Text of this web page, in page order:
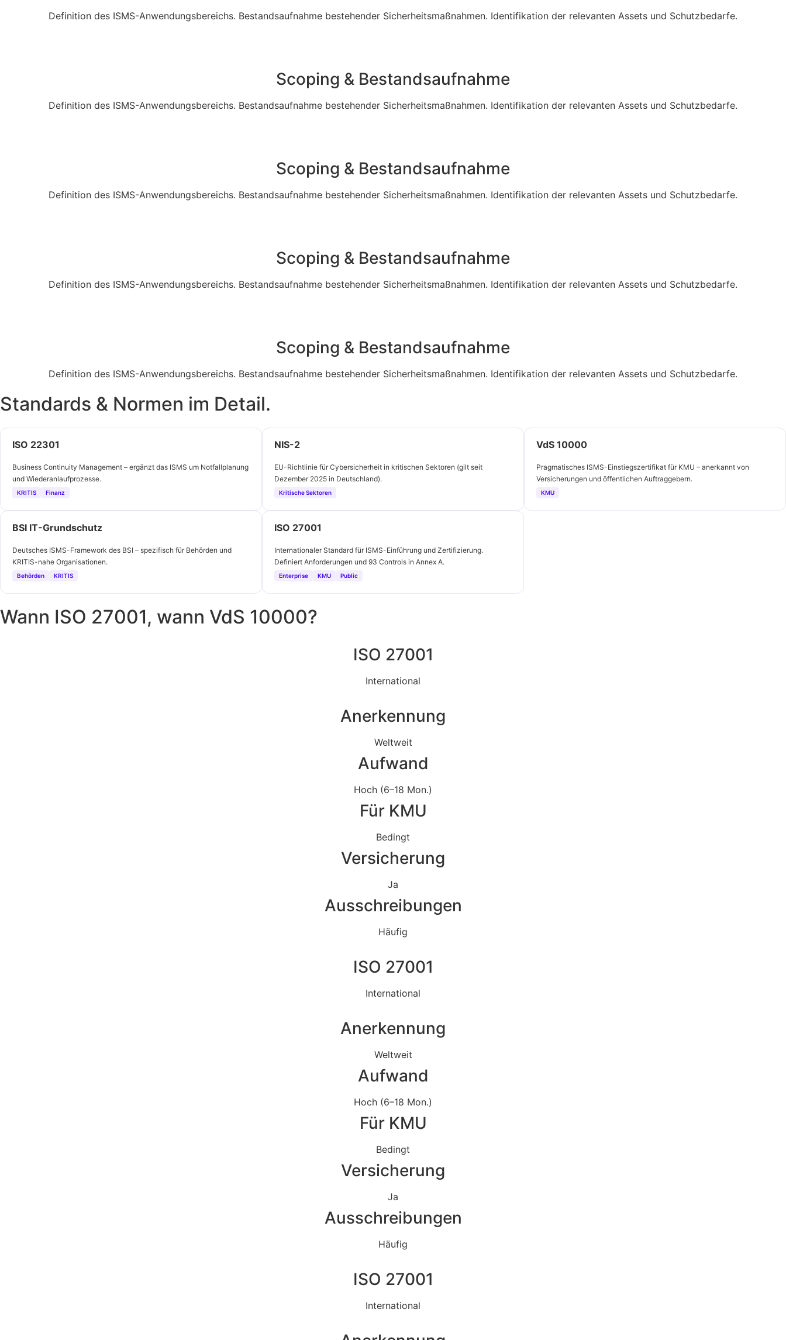
Definition des ISMS-Anwendungsbereichs. Bestandsaufnahme bestehender Sicherheitsmaßnahmen. Identifikation der relevanten Assets und Schutzbedarfe.
Scoping & Bestandsaufnahme
Definition des ISMS-Anwendungsbereichs. Bestandsaufnahme bestehender Sicherheitsmaßnahmen. Identifikation der relevanten Assets und Schutzbedarfe.
Scoping & Bestandsaufnahme
Definition des ISMS-Anwendungsbereichs. Bestandsaufnahme bestehender Sicherheitsmaßnahmen. Identifikation der relevanten Assets und Schutzbedarfe.
Scoping & Bestandsaufnahme
Definition des ISMS-Anwendungsbereichs. Bestandsaufnahme bestehender Sicherheitsmaßnahmen. Identifikation der relevanten Assets und Schutzbedarfe.
Scoping & Bestandsaufnahme
Definition des ISMS-Anwendungsbereichs. Bestandsaufnahme bestehender Sicherheitsmaßnahmen. Identifikation der relevanten Assets und Schutzbedarfe.
Standards & Normen im Detail.
ISO 22301
Business Continuity Management – ergänzt das ISMS um Notfallplanung
und Wiederanlaufprozesse.
KRITIS Finanz
NIS-2
EU-Richtlinie für Cybersicherheit in kritischen Sektoren (gilt seit
Dezember 2025 in Deutschland).
Kritische Sektoren
VdS 10000
Pragmatisches ISMS-Einstiegszertifikat für KMU – anerkannt von
Versicherungen und öffentlichen Auftraggebern.
KMU
BSI IT-Grundschutz
Deutsches ISMS-Framework des BSI – spezifisch für Behörden und
KRITIS-nahe Organisationen.
Behörden KRITIS
ISO 27001
Internationaler Standard für ISMS-Einführung und Zertifizierung.
Definiert Anforderungen und 93 Controls in Annex A.
Enterprise KMU Public
Wann ISO 27001, wann VdS 10000?
ISO 27001
International
Anerkennung
Weltweit
Aufwand
Hoch (6–18 Mon.)
Für KMU
Bedingt
Versicherung
Ja
Ausschreibungen
Häufig
ISO 27001
International
Anerkennung
Weltweit
Aufwand
Hoch (6–18 Mon.)
Für KMU
Bedingt
Versicherung
Ja
Ausschreibungen
Häufig
ISO 27001
International